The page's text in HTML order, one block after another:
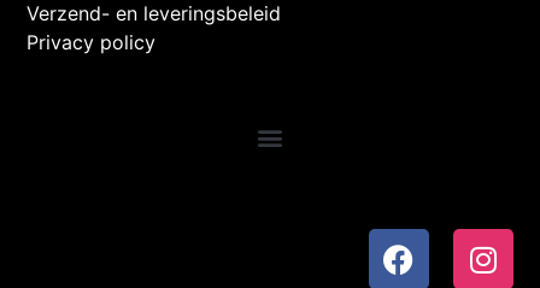
Verzend- en leveringsbeleid
Privacy policy